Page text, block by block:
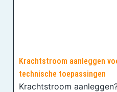
Krachtstroom aanleggen
technische toepassingen
Krachtstroom